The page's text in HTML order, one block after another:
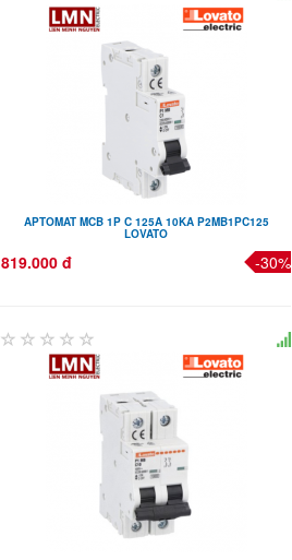
APTOMAT MCB 1P C 125A 10KA P2MB1PC125
LOVATO
819.000 đ -30%